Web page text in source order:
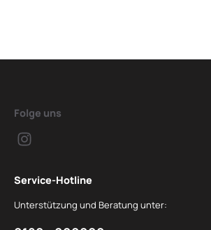
Folge uns
Service-Hotline
Unterstützung und Beratung unter: